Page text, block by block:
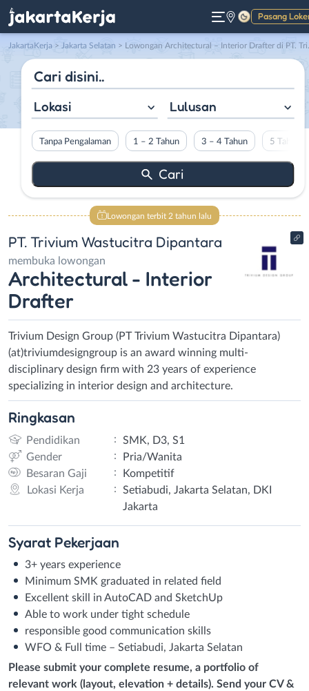
Pasang
Gelap
JakartaKerja > Jakarta Selatan > Lowongan Architectural – Interior Drafter di PT. Trivium Wastucitra Dipantara
Lokasi Lulusan
Tanpa Pengalaman 1 – 2 Tahun 3 – 4 Tahun 5 Tahun
Lowongan terbit 2 tahun lalu
PT. Trivium Wastucitra Dipantara
membuka lowongan
Architectural - Interior
Drafter
Trivium Design Group (PT Trivium Wastucitra Dipantara)
(at)triviumdesigngroup is an award winning multi-
disciplinary design firm with 23 years of experience
specializing in interior design and architecture.
Ringkasan
Pendidikan :
SMK, D3, S1
Gender
:
Pria/Wanita
Besaran Gaji
:
Kompetitif
Lokasi Kerja
:
Setiabudi, Jakarta Selatan, DKI
Jakarta
Syarat Pekerjaan
3+ years experience
Minimum SMK graduated in related field
Excellent skill in AutoCAD and SketchUp
Able to work under tight schedule
responsible good communication skills
WFO & Full time – Setiabudi, Jakarta Selatan
Please submit your complete resume, a portfolio of
relevant work (layout, elevation + details). Send your CV &